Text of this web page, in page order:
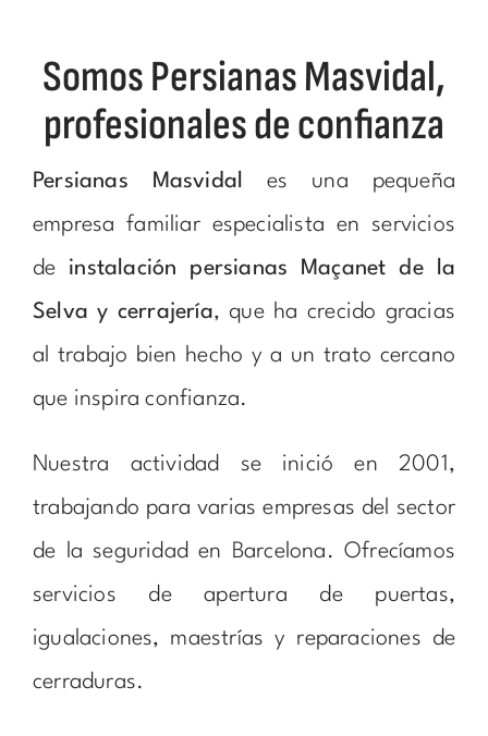
Somos Persianas Masvidal,
profesionales de confianza
Persianas Masvidal es una pequeña
empresa familiar especialista en servicios
de instalación persianas Maçanet de la
Selva y cerrajería, que ha crecido gracias
al trabajo bien hecho y a un trato cercano
que inspira confianza.
Nuestra actividad se inició en 2001,
trabajando para varias empresas del sector
de la seguridad en Barcelona. Ofrecíamos
servicios de apertura de puertas,
igualaciones, maestrías y reparaciones de
cerraduras.